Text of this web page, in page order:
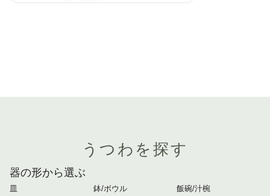
うつわを探す
器の形から選ぶ
皿 鉢/ボウル 飯碗/汁椀